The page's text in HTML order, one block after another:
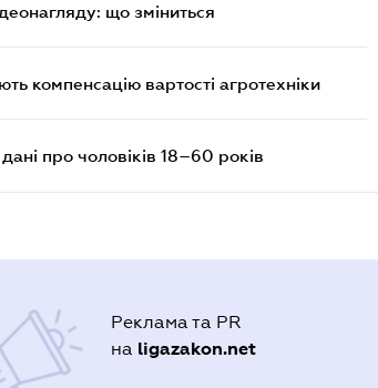
що зміниться
компенсацію вартості агротехніки
про чоловіків 18–60 років
Реклама та PR
на ligazakon.net